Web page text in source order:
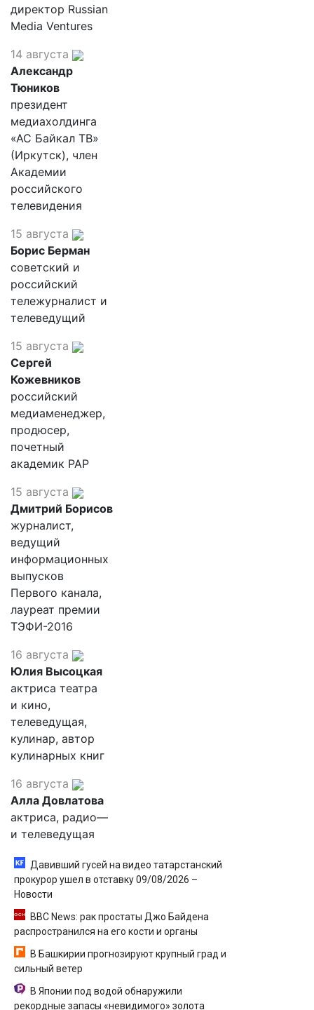
директор Russian
Media Ventures
14 августа
Александр
Тюников
президент
медиахолдинга
«АС Байкал ТВ»
(Иркутск), член
Академии
российского
телевидения
15 августа
Борис Берман
советский и
российский
тележурналист и
телеведущий
15 августа
Сергей
Кожевников
российский
медиаменеджер,
продюсер,
почетный
академик РАР
15 августа
Дмитрий Борисов
журналист,
ведущий
информационных
выпусков
Первого канала,
лауреат премии
ТЭФИ-2016
16 августа
Юлия Высоцкая
актриса театра
и кино,
телеведущая,
кулинар, автор
кулинарных книг
16 августа
Алла Довлатова
актриса, радио—
и телеведущая
Давивший гусей на видео татарстанский
прокурор ушел в отставку 09/08/2026 –
Новости
BBC News: рак простаты Джо Байдена
распространился на его кости и органы
В Башкирии прогнозируют крупный град и
сильный ветер
В Японии под водой обнаружили
рекордные запасы «невидимого» золота